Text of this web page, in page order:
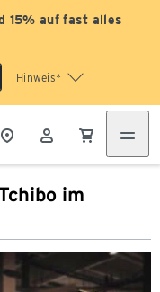
15% auf fast alles
Hinweis*
im